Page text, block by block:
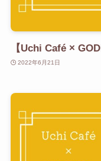
【Uchi Café ×
2022年6月21日